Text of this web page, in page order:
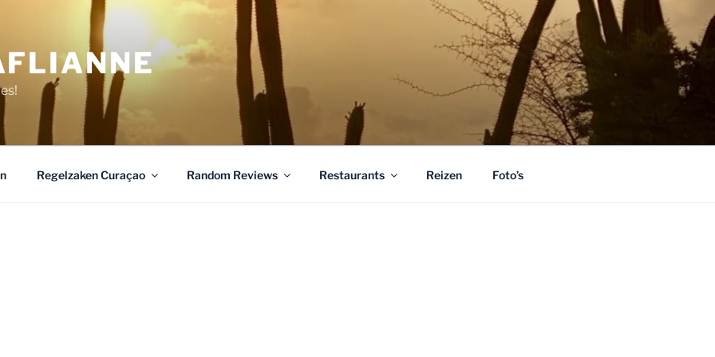
Regelzaken Curaçao Random Reviews Restaurants Reizen Foto’s